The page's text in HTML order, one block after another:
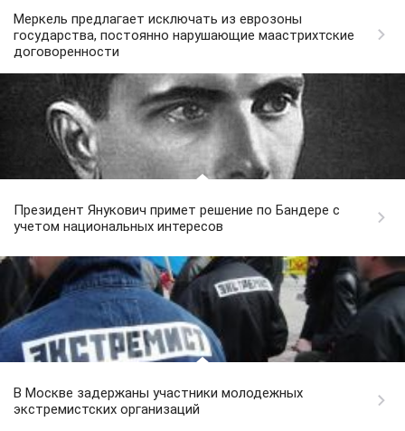
Меркель предлагает исключать из еврозоны
государства, постоянно нарушающие маастрихтские
договоренности
Президент Янукович примет решение по Бандере с
учетом национальных интересов
В Москве задержаны участники молодежных
экстремистских организаций